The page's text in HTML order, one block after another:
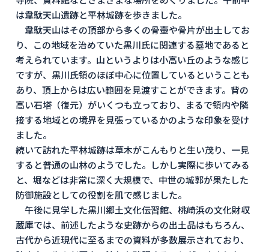
は韋駄天山遺跡と平林城跡を歩きました。
韋駄天山はその頂部から多くの骨壷や骨片が出土してお
り、この地域を治めていた黒川氏に関連する墓地であると
考えられています。山というよりは小高い丘のような感じ
ですが、黒川氏領のほぼ中心に位置しているということも
あり、頂上からは広い範囲を見渡すことができます。背の
高い石塔（復元）がいくつも立っており、まるで領内や隣
接する地域との境界を見張っているかのような印象を受け
ました。
続いて訪れた平林城跡は草木がこんもりと生い茂り、一見
すると普通の山林のようでした。しかし実際に歩いてみる
と、堀などは非常に深く大規模で、中世の城郭が果たした
防御施設としての役割を肌で感じました。
午後に見学した黒川郷土文化伝習館、桃崎浜の文化財収
蔵庫では、前述したような史跡からの出土品はもちろん、
古代から近現代に至るまでの資料が多数展示されており、